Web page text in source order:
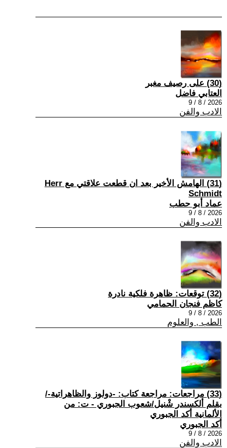
(30) على رصيف مغبر
العتابي فاضل
2026 / 8 / 9
الادب والفن
(31) الهامش الأخير بعد ان قطعت علاقتي مع Herr
Schmidt
عماد أبو حطب
2026 / 8 / 9
الادب والفن
(32) توقعات: ظاهرة فلكية نادرة
كاظم فنجان الحمامي
2026 / 8 / 9
الطب , والعلوم
(33) مراجعات: مراجعة كتاب: -دولوز والظاهراتية-/
بقلم ألكسندر شْنيل/شعوب الجبوري - ت: من
الألمانية أكد الجبوري
أكد الجبوري
2026 / 8 / 9
الادب والفن